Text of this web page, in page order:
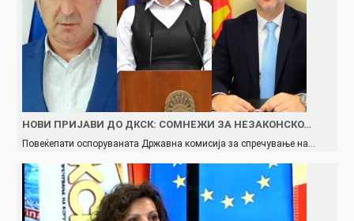
НОВИ ПРИЈАВИ ДО ДКСК: СОМНЕЖИ ЗА НЕЗАКОНСКО…
Повеќепати оспоруваната Државна комисија за спречување на…